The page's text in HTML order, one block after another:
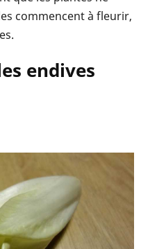
commencent à fleurir,
endives